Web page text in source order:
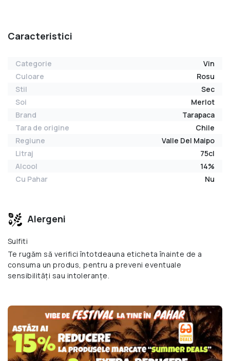
Caracteristici
Categorie
Vin
Culoare
Rosu
Stil
Sec
Soi
Merlot
Brand
Tarapaca
Tara de origine
Chile
Regiune
Valle Del Maipo
Litraj
75cl
Alcool
14%
Cu Pahar
Nu
Alergeni
Sulfiti
Te rugăm să verifici întotdeauna eticheta înainte de a
consuma un produs, pentru a preveni eventuale
sensibilități sau intoleranțe.